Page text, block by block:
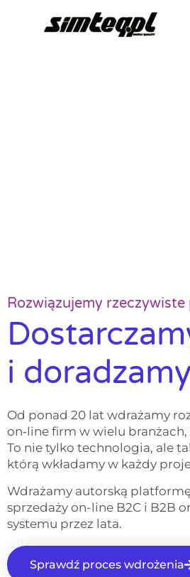
Rozwiązujemy
i
Od ponad 20 lat wdrażamy
on‑line firm w wielu
To nie tylko technologia, ale
którą wkładamy w każdy
Wdrażamy autorską
sprzedaży on-line B2C i B2B
systemu przez lata.
Sprawdź proces wdrożenia